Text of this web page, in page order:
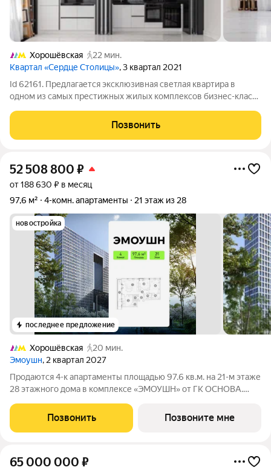
Хорошёвская
22 мин.
Квартал «Сердце Столицы», 3 квартал 2021
Id 62161. Предлагается эксклюзивная светлая квартира в
одном из самых престижных жилых комплексов бизнес-класса
сочетающее стиль, простор и продуманную
функциональность. Планировка: Просторная
Позвонить
52 508 800 ₽
от 188 630 ₽ в месяц
97,6 м²
4-комн. апартаменты 21 этаж из 28
новостройка
последнее предложение
Хорошёвская
20 мин.
Эмоушн, 2 квартал 2027
Продаются 4-к апартаменты площадью 97.6 кв.м. на 21-м этаже
28 этажного дома в комплексе «ЭМОУШН» от ГК ОСНОВА.
бизнес-класса в престижном районе Хорошёво-Мнёвники
(СЗАО), новый выразительный акцент
Позвонить Позвоните мне
65 000 000 ₽